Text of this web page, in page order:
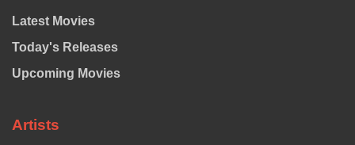
Latest Movies
Today's Releases
Upcoming Movies
Artists